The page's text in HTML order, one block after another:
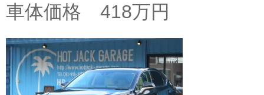
車体価格 418万円